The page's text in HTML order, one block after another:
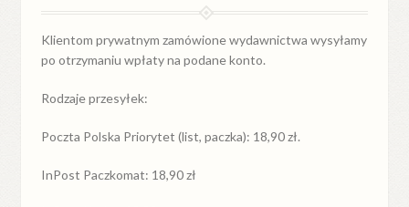
Klientom prywatnym zamówione wydawnictwa wysyłamy
po otrzymaniu wpłaty na podane konto.
Rodzaje przesyłek:
Poczta Polska Priorytet (list, paczka): 18,90 zł.
InPost Paczkomat: 18,90 zł